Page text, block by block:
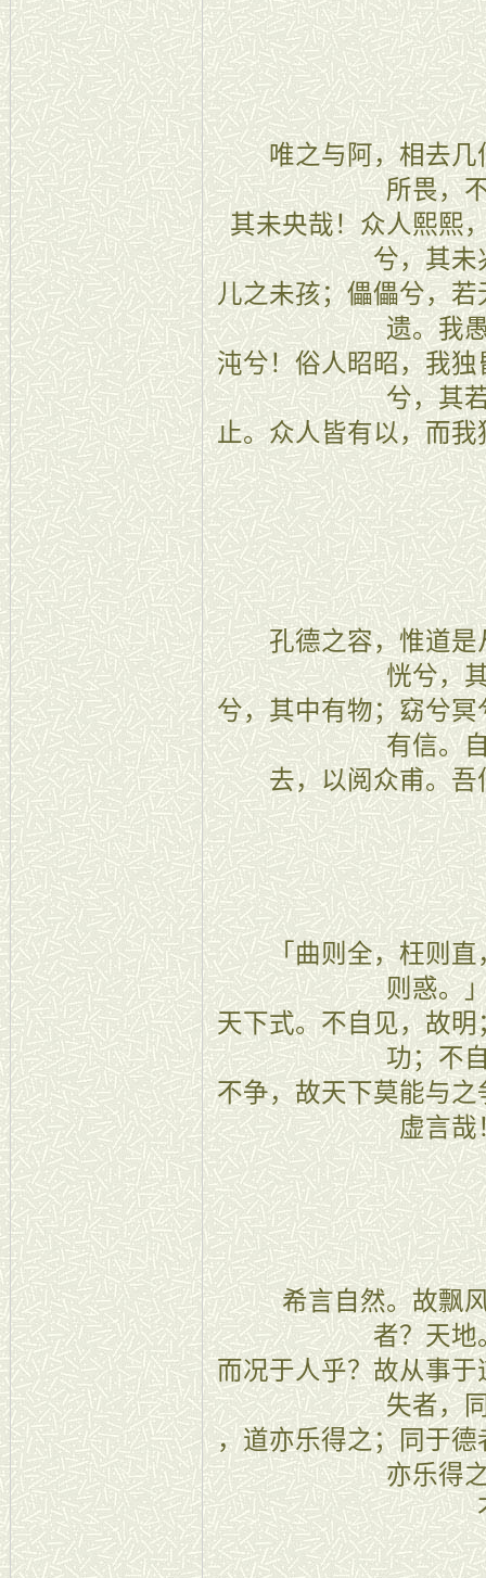
二十
唯之与阿，相去几何
所畏，
其未央哉！众人熙熙
兮，其未
儿之未孩；儡儡兮，
遗。我
沌兮！俗人昭昭，我
兮，其
止。众人皆有以，而
二十一
孔德之容，惟道是从
恍兮，
兮，其中有物；窈兮
有信。
去，以阅众甫。
二十二
「曲则全，枉则直，
则惑。
天下式。不自见，故
功；不
不争，故天下莫能与
虚言哉
二十三
希言自然。故飘风
者？天地
而况于人乎？故从事
失者，
，道亦乐得之；同于
亦乐得